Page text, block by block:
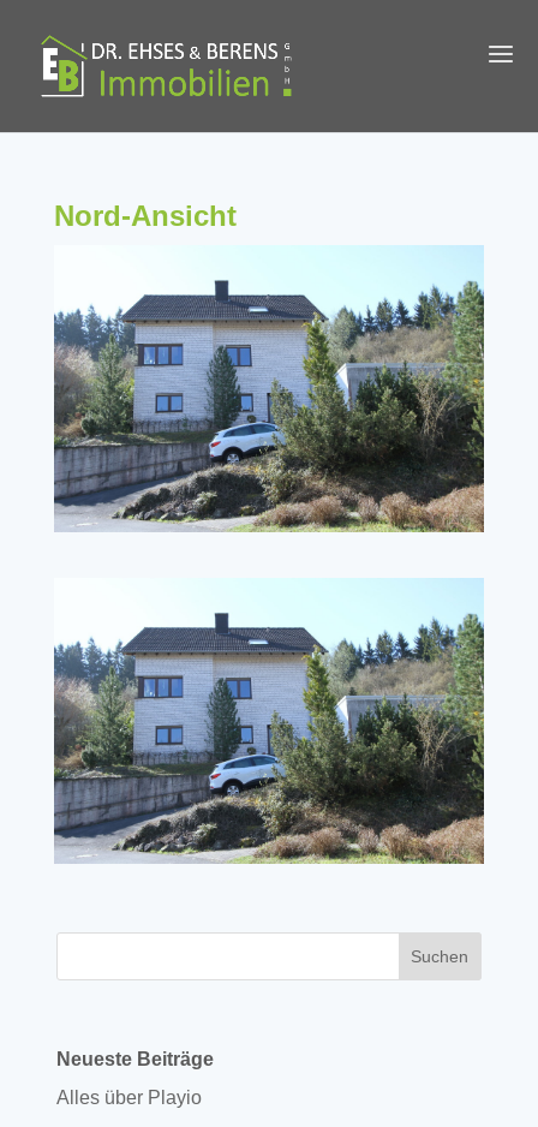
Nord-Ansicht
Neueste Beiträge
Alles über Playio